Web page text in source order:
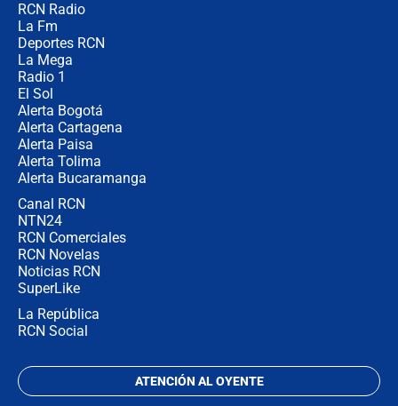
RCN Radio
La Fm
Deportes RCN
La Mega
Radio 1
El Sol
Alerta Bogotá
Alerta Cartagena
Alerta Paisa
Alerta Tolima
Alerta Bucaramanga
Canal RCN
NTN24
RCN Comerciales
RCN Novelas
Noticias RCN
SuperLike
La República
RCN Social
ATENCIÓN AL OYENTE